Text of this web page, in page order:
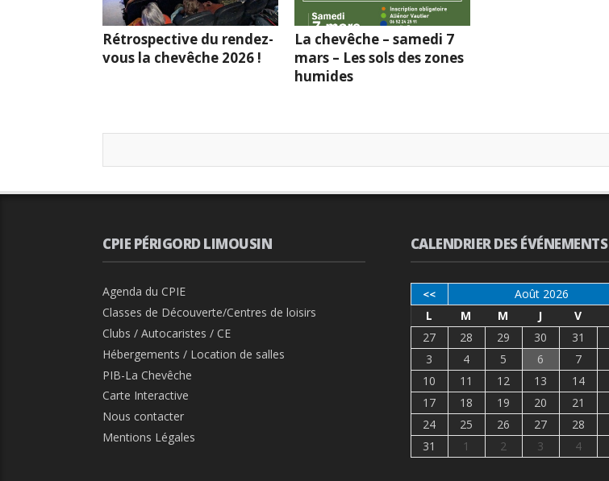
Rétrospective du rendez-
vous la chevêche 2026 !
La chevêche – samedi 7
mars – Les sols des zones
humides
CPIE PÉRIGORD LIMOUSIN
Agenda du CPIE
Classes de Découverte/Centres de loisirs
Clubs / Autocaristes / CE
Hébergements / Location de salles
PIB-La Chevêche
Carte Interactive
Nous contacter
Mentions Légales
CALENDRIER DES ÉVÉNEMENTS
<< Août 2026
L M M J V
27
28 29 30 31
3
4 5 6 7
10
11 12 13 14
17
18 19 20 21
24
25 26 27 28
31
1 2 3 4